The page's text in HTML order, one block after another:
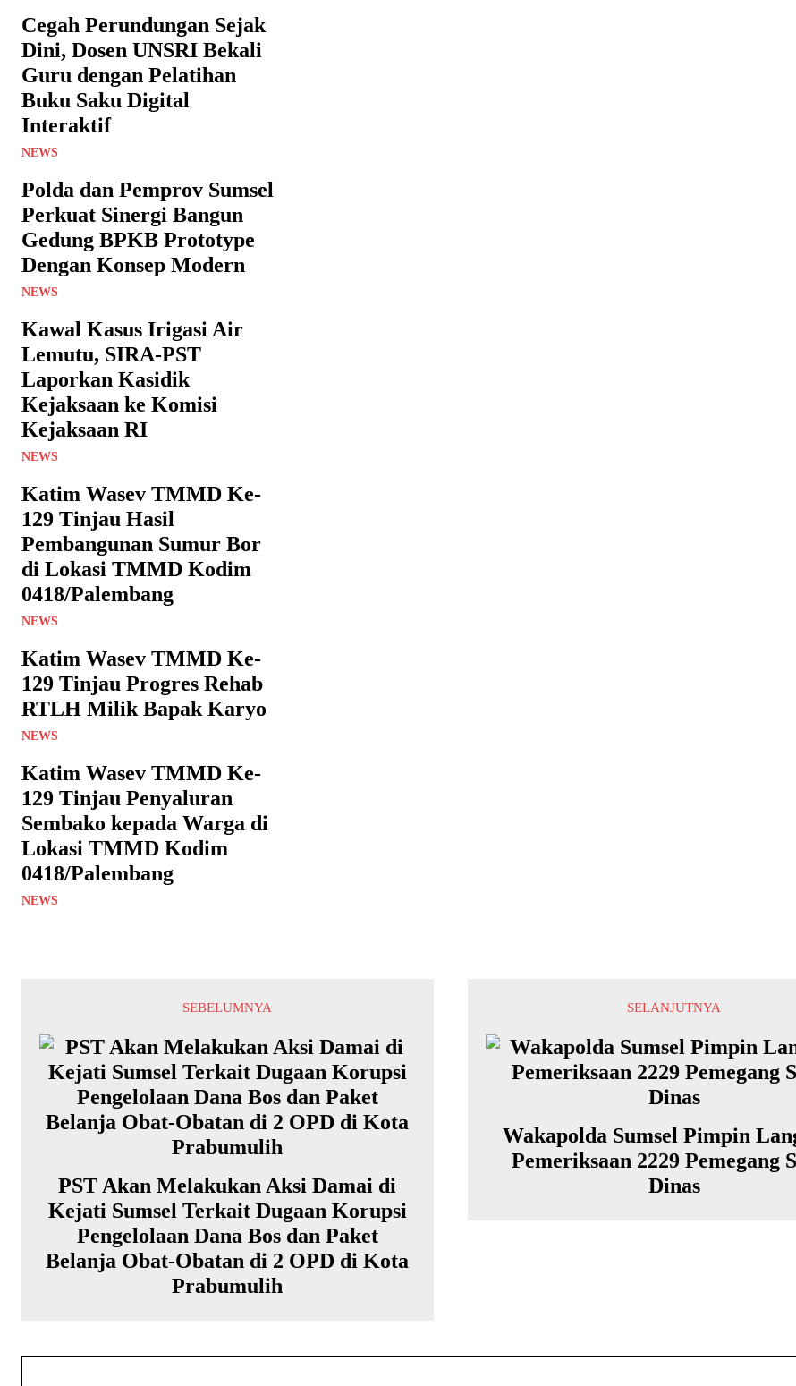
Cegah Perundungan Sejak
Dini, Dosen UNSRI Bekali
Guru dengan Pelatihan
Buku Saku Digital
Interaktif
NEWS
Polda dan Pemprov Sumsel
Perkuat Sinergi Bangun
Gedung BPKB Prototype
Dengan Konsep Modern
NEWS
Kawal Kasus Irigasi Air
Lemutu, SIRA-PST
Laporkan Kasidik
Kejaksaan ke Komisi
Kejaksaan RI
NEWS
Katim Wasev TMMD Ke-
129 Tinjau Hasil
Pembangunan Sumur Bor
di Lokasi TMMD Kodim
0418/Palembang
NEWS
Katim Wasev TMMD Ke-
129 Tinjau Progres Rehab
RTLH Milik Bapak Karyo
NEWS
Katim Wasev TMMD Ke-
129 Tinjau Penyaluran
Sembako kepada Warga di
Lokasi TMMD Kodim
0418/Palembang
NEWS
SEBELUMNYA
PST Akan Melakukan Aksi Damai di
Kejati Sumsel Terkait Dugaan Korupsi
Pengelolaan Dana Bos dan Paket
Belanja Obat-Obatan di 2 OPD di Kota
Prabumulih
SELANJUTNYA
Wakapolda Sumsel Pimpin
Pemeriksaan 2229 Pemegang
Dinas